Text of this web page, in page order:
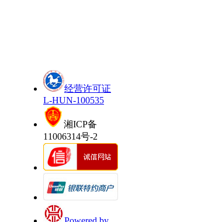
经营许可证
L-HUN-100535
湘ICP备
11006314号-2